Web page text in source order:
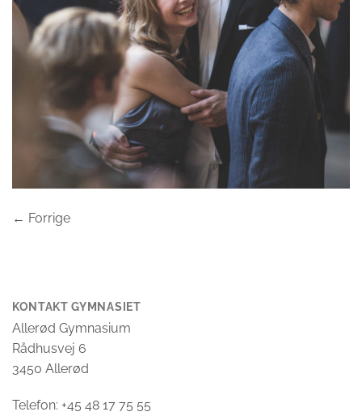
← Forrige
KONTAKT GYMNASIET
Allerød Gymnasium
Rådhusvej 6
3450 Allerød
Telefon: +45 48 17 75 55